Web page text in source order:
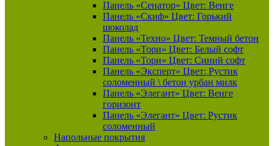
Панель «Сенатор» Цвет: Венге
Панель «Скиф» Цвет: Горький
шоколад
Панель «Техно» Цвет: Темный бетон
Панель «Тори» Цвет: Белый софт
Панель «Тори» Цвет: Синий софт
Панель «Эксперт» Цвет: Рустик
соломенный \ бетон урбан милк
Панель «Элегант» Цвет: Венге
горизонт
Панель «Элегант» Цвет: Рустик
соломенный
Напольные покрытия